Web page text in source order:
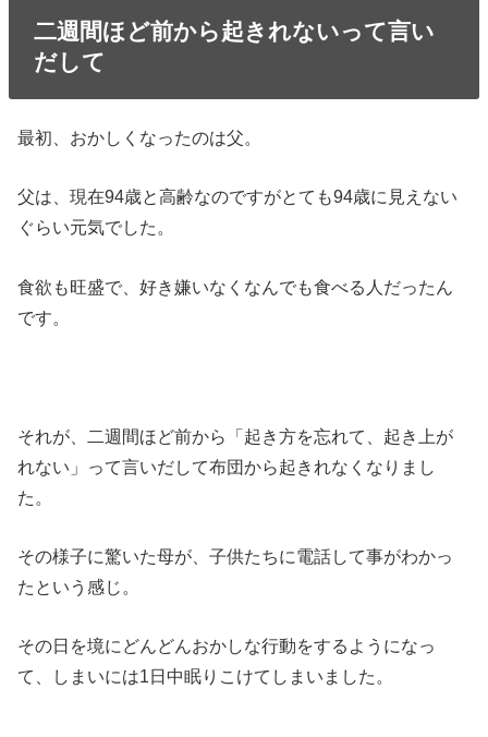
二週間ほど前から起きれないって言い
だして
最初、おかしくなったのは父。
父は、現在94歳と高齢なのですがとても94歳に見えない
ぐらい元気でした。
食欲も旺盛で、好き嫌いなくなんでも食べる人だったん
です。
それが、二週間ほど前から「起き方を忘れて、起き上が
れない」って言いだして布団から起きれなくなりまし
た。
その様子に驚いた母が、子供たちに電話して事がわかっ
たという感じ。
その日を境にどんどんおかしな行動をするようになっ
て、しまいには1日中眠りこけてしまいました。